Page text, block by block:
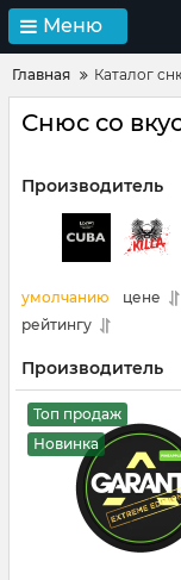
Меню
Главная Каталог
Снюс со
Производитель
умолчанию цене
рейтингу
Производитель
Топ продаж
Новинка